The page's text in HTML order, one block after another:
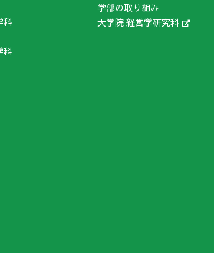
科
科
学部の取り組み
大学院 経営学研究科